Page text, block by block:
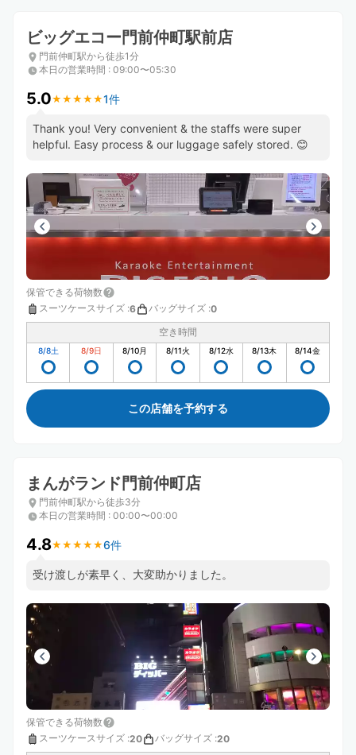
ビッグエコー門前仲町駅前店
門前仲町駅から徒歩1分
本日の営業時間 : 09:00〜05:30
5.0★ ★ ★ ★ ★
★ ★ ★ ★ ★1件
Thank you! Very convenient & the staffs were super
helpful. Easy process & our luggage safely stored. 😊
保管できる荷物数
スーツケースサイズ :6 バッグサイズ :0
空き時間
8/8土 8/9日 8/10月 8/11火 8/12水 8/13木 8/14金
この店舗を予約する
まんがランド門前仲町店
門前仲町駅から徒歩3分
本日の営業時間 : 00:00〜00:00
4.8★ ★ ★ ★ ★
★ ★ ★ ★ ★6件
受け渡しが素早く、大変助かりました。
保管できる荷物数
スーツケースサイズ :20 バッグサイズ :20